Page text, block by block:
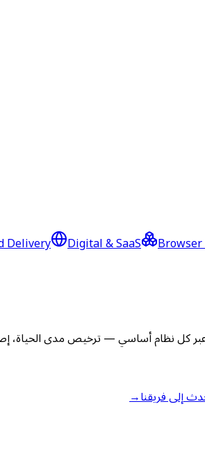
Delivery Digital & SaaS
كل نظام أساسي — ترخيص مدى الحياة،
إلى فريقنا→